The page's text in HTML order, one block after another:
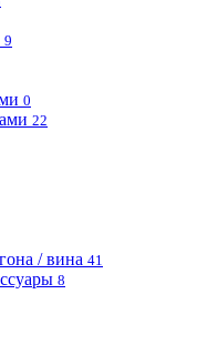
9
0
22
/ вина 41
8